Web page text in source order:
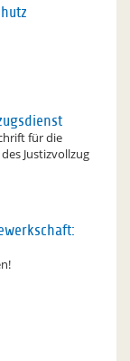
für die
Justizvollzug